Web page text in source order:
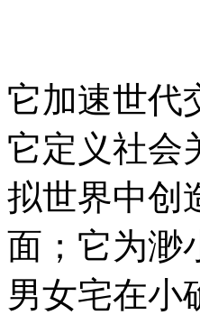
它加速世代
它定义社会
拟世界中创
面；它为渺
男女宅在小